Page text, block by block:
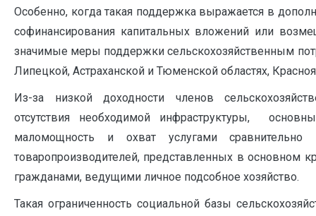
Особенно, когда такая поддержка выражается в
софинансирования капитальных вложений или
значимые меры поддержки сельскохозяйственным
Липецкой, Астраханской и Тюменской областях,
Из-за низкой доходности членов
отсутствия необходимой инфраструктуры,
маломощность и охват услугами сравнительно
товаропроизводителей, представленных в основном
гражданами, ведущими личное подсобное хозяйство.
Такая ограниченность социальной базы